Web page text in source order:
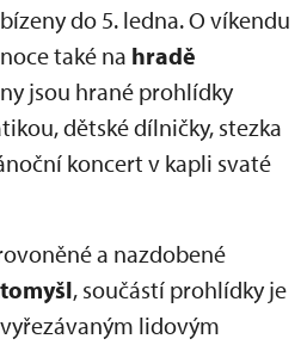
do 5. ledna. O víkendu
také na hradě
jsou hrané prohlídky
dětské dílničky, stezka
koncert v kapli svaté
a nazdobené
, součástí prohlídky je
lidovým